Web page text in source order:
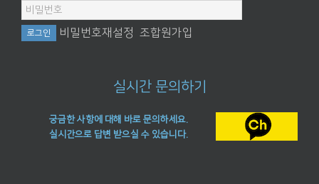
비밀번호재설정 조합원가입
실시간 문의하기
궁금한 사항에 대해 바로 문의하세요.
실시간으로 답변 받으실 수 있습니다.